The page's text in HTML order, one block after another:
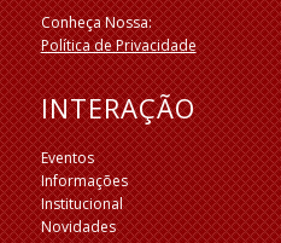
Conheça Nossa:
Política de Privacidade
INTERAÇÃO
Eventos
Informações
Institucional
Novidades